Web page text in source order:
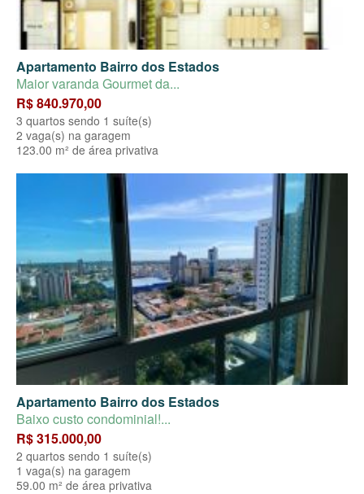
Apartamento Bairro dos Estados
Maior varanda Gourmet da...
R$ 840.970,00
3 quartos sendo 1 suíte(s)
2 vaga(s) na garagem
123.00 m² de área privativa
Apartamento Bairro dos Estados
Baixo custo condominial!...
R$ 315.000,00
2 quartos sendo 1 suíte(s)
1 vaga(s) na garagem
59.00 m² de área privativa